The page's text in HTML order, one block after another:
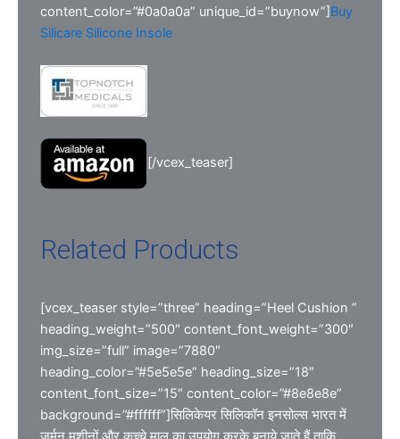
content_color=”#0a0a0a” unique_id=”buynow”]Buy
Silicare Silicone Insole
[/vcex_teaser]
Related Products
[vcex_teaser style=”three” heading=”Heel Cushion ”
heading_weight=”500″ content_font_weight=”300″
img_size=”full” image=”7880″
heading_color=”#5e5e5e” heading_size=”18″
content_font_size=”15″ content_color=”#8e8e8e”
background=”#ffffff”]सिलिकेयर सिलिकॉन इनसोल्स भारत में